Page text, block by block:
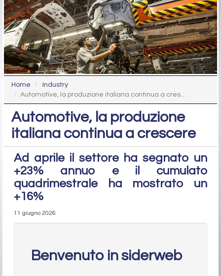
Home
Industry
Automotive, la produzione italiana continua a cres...
Automotive, la produzione
italiana continua a crescere
Ad aprile il settore ha segnato un
+23% annuo e il cumulato
quadrimestrale ha mostrato un
+16%
11 giugno 2026
Benvenuto in siderweb